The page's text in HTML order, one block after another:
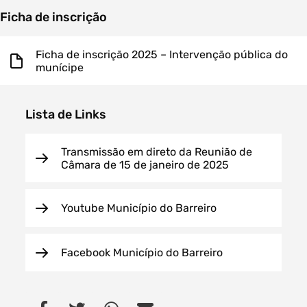
Ficha de inscrição
Ficha de inscrição 2025 – Intervenção pública do
munícipe
Lista de Links
Transmissão em direto da Reunião de
Câmara de 15 de janeiro de 2025
Youtube Município do Barreiro
Facebook Município do Barreiro